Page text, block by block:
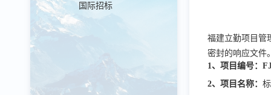
国际招标
福建立勤项目管
密封的响应文件
1、项目编号：
2、项目名称：